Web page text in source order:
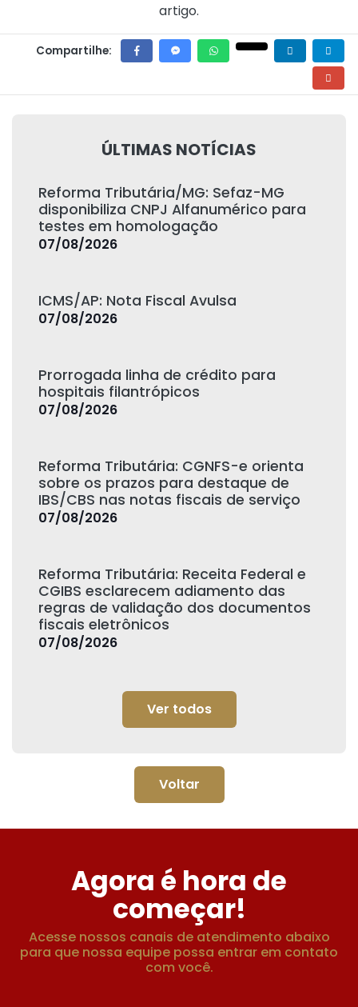
artigo.
Compartilhe:
ÚLTIMAS NOTÍCIAS
Reforma Tributária/MG: Sefaz-MG
disponibiliza CNPJ Alfanumérico para
testes em homologação
07/08/2026
ICMS/AP: Nota Fiscal Avulsa
07/08/2026
Prorrogada linha de crédito para
hospitais filantrópicos
07/08/2026
Reforma Tributária: CGNFS-e orienta
sobre os prazos para destaque de
IBS/CBS nas notas fiscais de serviço
07/08/2026
Reforma Tributária: Receita Federal e
CGIBS esclarecem adiamento das
regras de validação dos documentos
fiscais eletrônicos
07/08/2026
Ver todos
Voltar
Agora é hora de
começar!
Acesse nossos canais de atendimento abaixo
para que nossa equipe possa entrar em contato
com você.